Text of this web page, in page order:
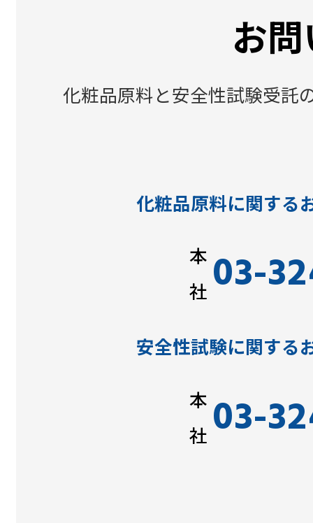
お
化粧品原料と安全性試験受託
化粧品原料に関する
本
社 03-
安全性試験に関する
本
社 03-